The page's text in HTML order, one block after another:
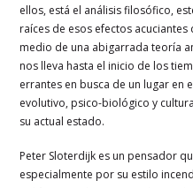
ellos, está el análisis filosófico,
raíces de esos efectos
medio de una abigarrada teoría
nos lleva hasta el inicio de los
errantes en busca de un lugar en
evolutivo, psico-biológico y
su actual estado.
Peter Sloterdijk es un pensador
especialmente por su estilo